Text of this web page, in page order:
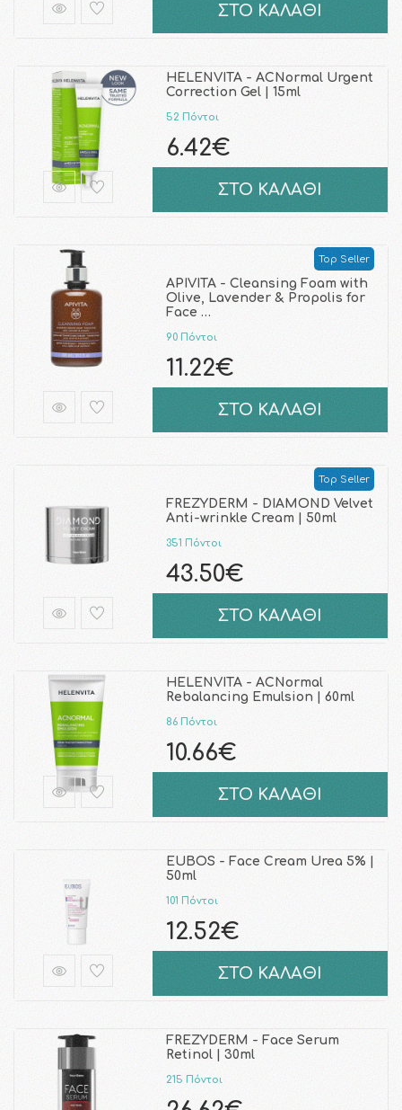
ΣΤΟ ΚΑΛΑΘΙ
HELENVITA - ACNormal Urgent
Correction Gel | 15ml
52 Πόντοι
6.42€
ΣΤΟ ΚΑΛΑΘΙ
Top Seller
APIVITA - Cleansing Foam with
Olive, Lavender & Propolis for
Face …
90 Πόντοι
11.22€
ΣΤΟ ΚΑΛΑΘΙ
Top Seller
FREZYDERM - DIAMOND Velvet
Anti-wrinkle Cream | 50ml
351 Πόντοι
43.50€
ΣΤΟ ΚΑΛΑΘΙ
HELENVITA - ACNormal
Rebalancing Emulsion | 60ml
86 Πόντοι
10.66€
ΣΤΟ ΚΑΛΑΘΙ
EUBOS - Face Cream Urea 5% |
50ml
101 Πόντοι
12.52€
ΣΤΟ ΚΑΛΑΘΙ
FREZYDERM - Face Serum
Retinol | 30ml
215 Πόντοι